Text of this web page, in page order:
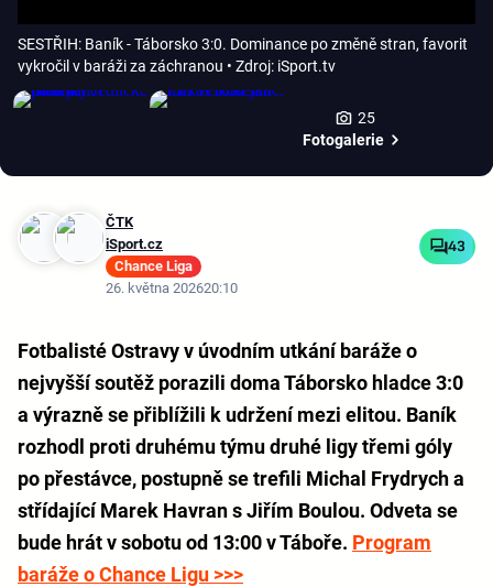
SESTŘIH: Baník - Táborsko 3:0. Dominance po změně stran, favorit
vykročil v baráži za záchranou • Zdroj: iSport.tv
25
Fotogalerie
ČTK
iSport.cz
Chance Liga
26. května 202620:10
43
Fotbalisté Ostravy v úvodním utkání baráže o
nejvyšší soutěž porazili doma Táborsko hladce 3:0
a výrazně se přiblížili k udržení mezi elitou. Baník
rozhodl proti druhému týmu druhé ligy třemi góly
po přestávce, postupně se trefili Michal Frydrych a
střídající Marek Havran s Jiřím Boulou. Odveta se
bude hrát v sobotu od 13:00 v Táboře. Program
baráže o Chance Ligu >>>